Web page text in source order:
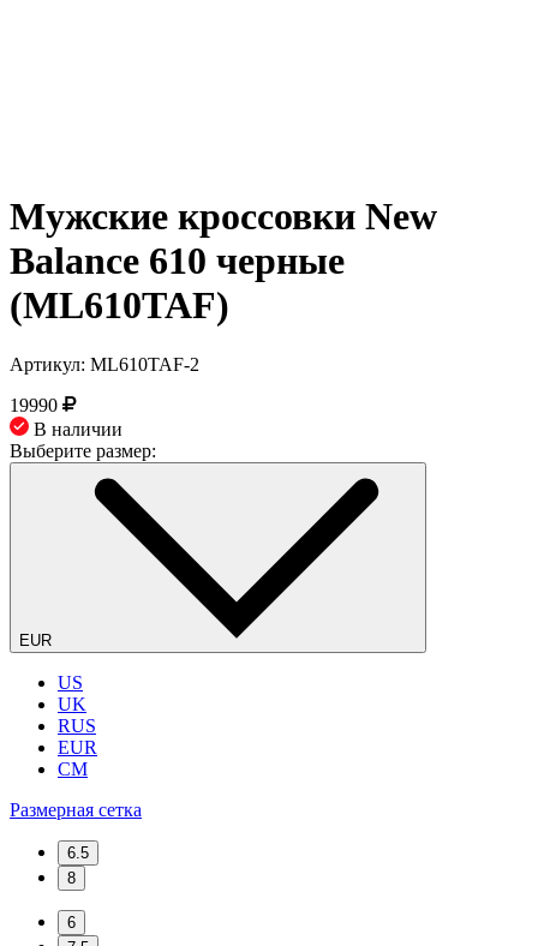
Мужские кроссовки New
Balance 610 черные
(ML610TAF)
Артикул: ML610TAF-2
19990
В наличии
Выберите размер:
EUR
US
UK
RUS
EUR
CM
Размерная сетка
6.5
8
6